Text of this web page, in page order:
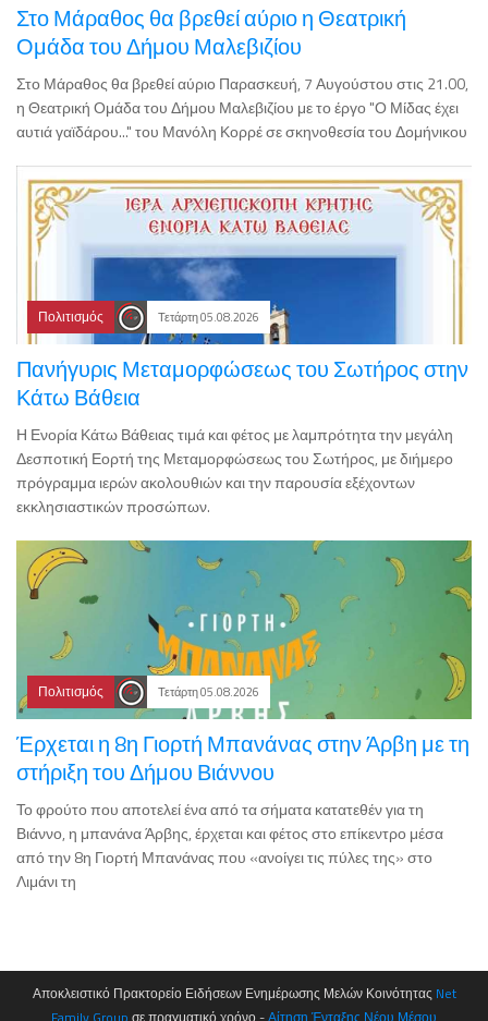
Στο Μάραθος θα βρεθεί αύριο η Θεατρική
Ομάδα του Δήμου Μαλεβιζίου
Στο Μάραθος θα βρεθεί αύριο Παρασκευή, 7 Αυγούστου στις 21.00,
η Θεατρική Ομάδα του Δήμου Μαλεβιζίου με το έργο "Ο Μίδας έχει
αυτιά γαϊδάρου..." του Μανόλη Κορρέ σε σκηνοθεσία του Δομήνικου
Πολιτισμός Τετάρτη 05.08.2026
Πανήγυρις Μεταμορφώσεως του Σωτήρος στην
Κάτω Βάθεια
Η Ενορία Κάτω Βάθειας τιμά και φέτος με λαμπρότητα την μεγάλη
Δεσποτική Εορτή της Μεταμορφώσεως του Σωτήρος, με διήμερο
πρόγραμμα ιερών ακολουθιών και την παρουσία εξέχοντων
εκκλησιαστικών προσώπων.
Πολιτισμός Τετάρτη 05.08.2026
Έρχεται η 8η Γιορτή Μπανάνας στην Άρβη με τη
στήριξη του Δήμου Βιάννου
Το φρούτο που αποτελεί ένα από τα σήματα κατατεθέν για τη
Βιάννο, η μπανάνα Άρβης, έρχεται και φέτος στο επίκεντρο μέσα
από την 8η Γιορτή Μπανάνας που «ανοίγει τις πύλες της» στο
Λιμάνι τη
Αποκλειστικό Πρακτορείο Ειδήσεων Ενημέρωσης Μελών Κοινότητας Net